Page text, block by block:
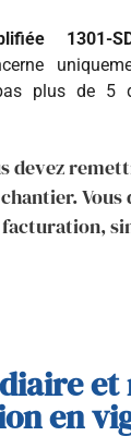
1301-
plus de 5
devez
Vous
et
en